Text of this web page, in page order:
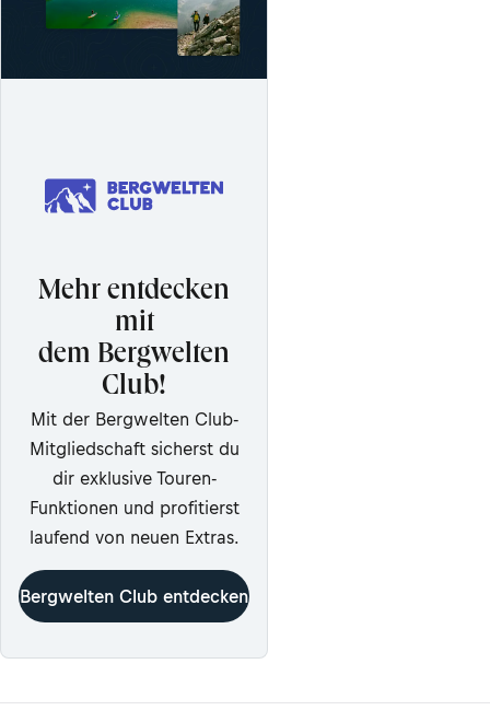
Mehr entdecken
mit
dem Bergwelten
Club!
Mit der Bergwelten Club-
Mitgliedschaft sicherst du
dir exklusive Touren-
Funktionen und profitierst
laufend von neuen Extras.
Bergwelten Club entdecken